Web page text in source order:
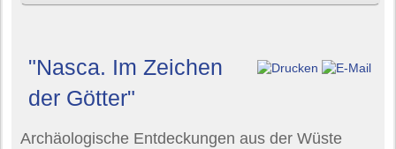
"Nasca. Im Zeichen
der Götter"
Archäologische Entdeckungen aus der Wüste